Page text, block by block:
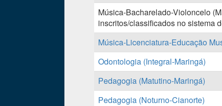
Música-Bacharelado-Violoncelo
inscritos/classificados no sistema
Música-Licenciatura-Educação
Odontologia (Integral-Maringá)
Pedagogia (Matutino-Maringá)
Pedagogia (Noturno-Cianorte)